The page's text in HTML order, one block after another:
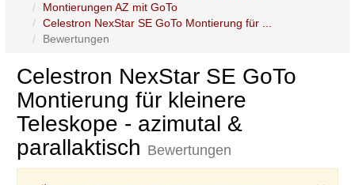
Montierungen AZ mit GoTo
Celestron NexStar SE GoTo Montierung für ...
Bewertungen
Celestron NexStar SE GoTo
Montierung für kleinere
Teleskope - azimutal &
parallaktisch Bewertungen